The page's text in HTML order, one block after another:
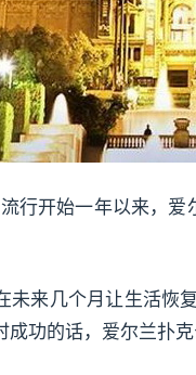
行开始一年以来，
未来几个月让生活恢
功的话，爱尔兰扑